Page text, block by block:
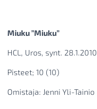
Miuku ”Miuku”
HCL, Uros, synt. 28.1.2010
Pisteet; 10 (10)
Omistaja: Jenni Yli-Tainio